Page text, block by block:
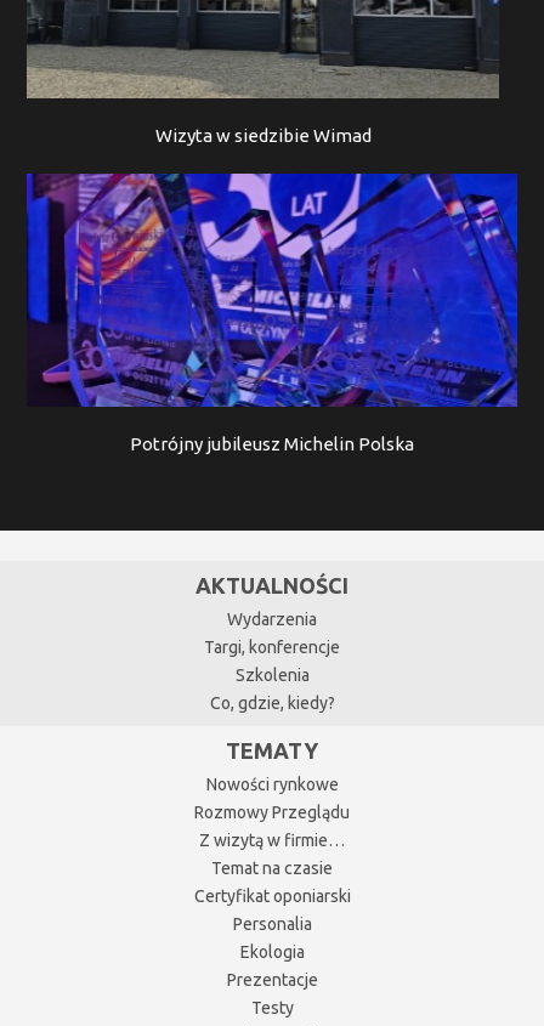
Wizyta w siedzibie Wimad
Potrójny jubileusz Michelin Polska
AKTUALNOŚCI
Wydarzenia
Targi, konferencje
Szkolenia
Co, gdzie, kiedy?
TEMATY
Nowości rynkowe
Rozmowy Przeglądu
Z wizytą w firmie…
Temat na czasie
Certyfikat oponiarski
Personalia
Ekologia
Prezentacje
Testy